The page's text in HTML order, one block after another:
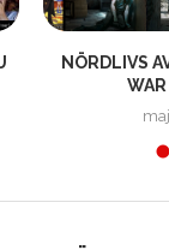
NÖRDLIVS
WAR